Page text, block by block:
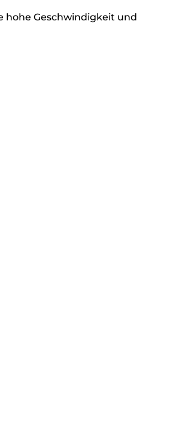
hohe Geschwindigkeit und